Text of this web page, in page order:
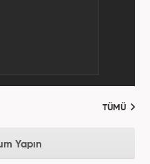
TÜMÜ
Yapın